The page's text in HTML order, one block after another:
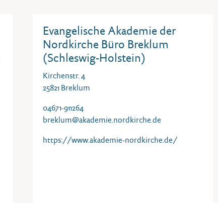
Evangelische Akademie der
Nordkirche Büro Breklum
(Schleswig-Holstein)
Kirchenstr. 4
25821 Breklum
04671-911264
breklum@akademie.nordkirche.de
https://www.akademie-nordkirche.de/